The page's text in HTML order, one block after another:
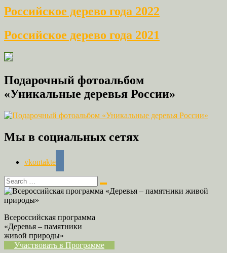
Российское дерево года 2022
Российское дерево года 2021
Подарочный фотоальбом
«Уникальные деревья России»
Мы в социальных сетях
vkontakte
Всероссийская программа
«Деревья – памятники
живой природы»
Участвовать в Программе